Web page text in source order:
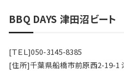
BBQ DAYS 津田沼ビート
[ＴＥＬ]050-3145-8385
[住所]千葉県船橋市前原西2-19-1